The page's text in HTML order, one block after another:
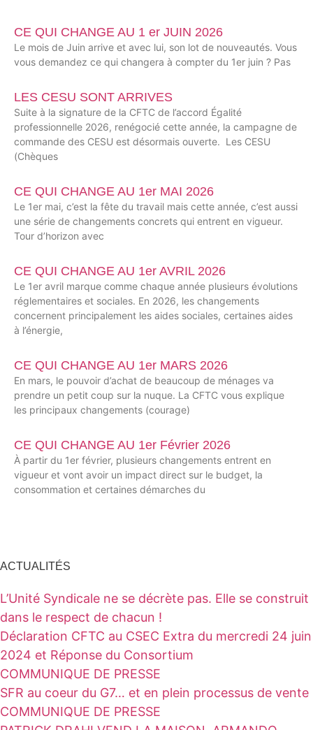
CE QUI CHANGE AU 1 er JUIN 2026
Le mois de Juin arrive et avec lui, son lot de nouveautés. Vous
vous demandez ce qui changera à compter du 1er juin ? Pas
LES CESU SONT ARRIVES
Suite à la signature de la CFTC de l’accord Égalité
professionnelle 2026, renégocié cette année, la campagne de
commande des CESU est désormais ouverte. Les CESU
(Chèques
CE QUI CHANGE AU 1er MAI 2026
Le 1er mai, c’est la fête du travail mais cette année, c’est aussi
une série de changements concrets qui entrent en vigueur.
Tour d’horizon avec
CE QUI CHANGE AU 1er AVRIL 2026
Le 1er avril marque comme chaque année plusieurs évolutions
réglementaires et sociales. En 2026, les changements
concernent principalement les aides sociales, certaines aides
à l’énergie,
CE QUI CHANGE AU 1er MARS 2026
En mars, le pouvoir d’achat de beaucoup de ménages va
prendre un petit coup sur la nuque. La CFTC vous explique
les principaux changements (courage)
CE QUI CHANGE AU 1er Février 2026
À partir du 1er février, plusieurs changements entrent en
vigueur et vont avoir un impact direct sur le budget, la
consommation et certaines démarches du
ACTUALITÉS
L’Unité Syndicale ne se décrète pas. Elle se construit
dans le respect de chacun !
Déclaration CFTC au CSEC Extra du mercredi 24 juin
2024 et Réponse du Consortium
COMMUNIQUE DE PRESSE
SFR au coeur du G7… et en plein processus de vente
COMMUNIQUE DE PRESSE